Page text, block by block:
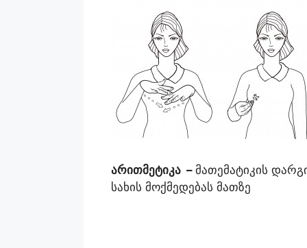
არითმეტიკა – მათემატიკის
სახის მოქმედებას მათზე